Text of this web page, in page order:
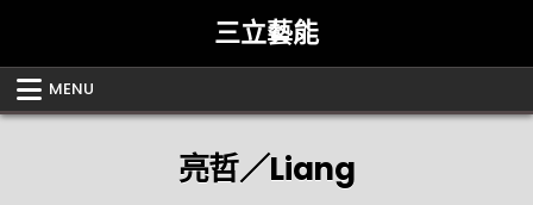
三立藝能
MENU
亮哲／Liang